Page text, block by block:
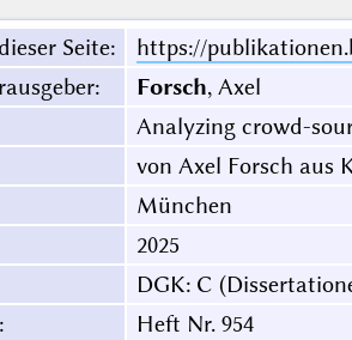
Seite:
https://
: Forsch, Axel
Analyzing crowd-
von Axel Forsch aus
München
2025
DGK: C
Heft Nr. 954